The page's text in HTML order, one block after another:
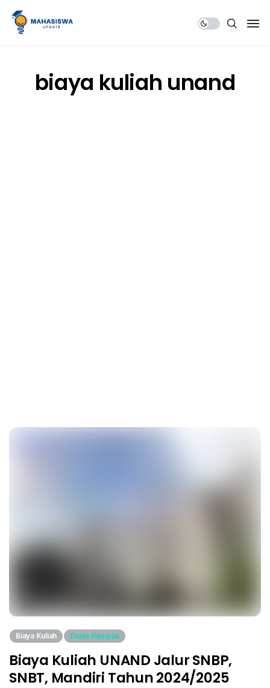
biaya kuliah unand
Biaya Kuliah Dunia Kampus
Biaya Kuliah UNAND Jalur SNBP,
SNBT, Mandiri Tahun 2024/2025